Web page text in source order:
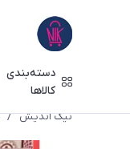
دسته‌بندی
کالاها
نیک اندیش /